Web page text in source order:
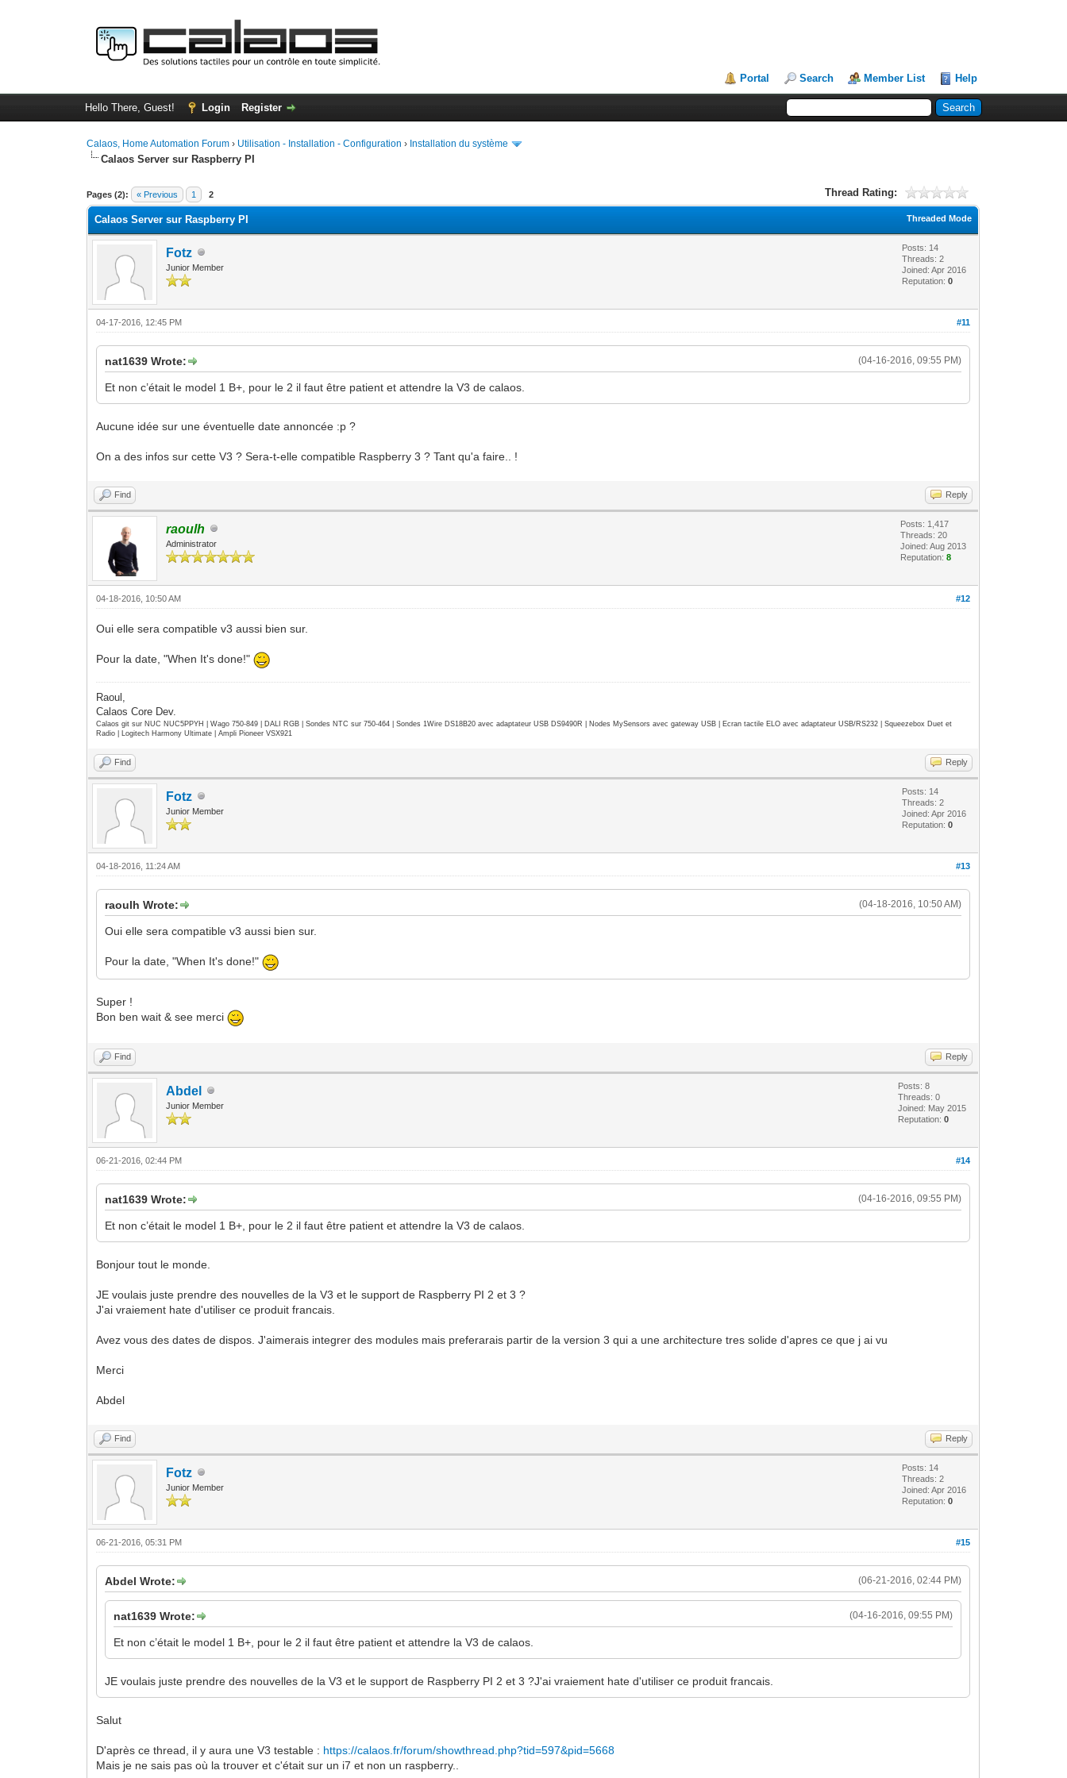
Portal Search Member List Help
Hello There, Guest! Login Register
Calaos, Home Automation Forum › Utilisation - Installation - Configuration › Installation du système
Calaos Server sur Raspberry PI
Pages (2): « Previous 1 2 Thread Rating:
0 Vote(s) - 0 Average
1
2
3
4
5
Threaded Mode
Calaos Server sur Raspberry PI
Fotz
Junior Member
Posts: 14
Threads: 2
Joined: Apr 2016
Reputation:0
#11
04-17-2016, 12:45 PM
(04-16-2016, 09:55 PM)
nat1639 Wrote:
Et non c’était le model 1 B+, pour le 2 il faut être patient et attendre la V3 de calaos.
Aucune idée sur une éventuelle date annoncée :p ?
On a des infos sur cette V3 ? Sera-t-elle compatible Raspberry 3 ? Tant qu'a faire.. !
Find Reply
raoulh
Administrator
Posts: 1,417
Threads: 20
Joined: Aug 2013
Reputation:8
#12
04-18-2016, 10:50 AM
Oui elle sera compatible v3 aussi bien sur.
Pour la date, "When It's done!"
Raoul,
Calaos Core Dev.
Calaos git sur NUC NUC5PPYH | Wago 750-849 | DALI RGB | Sondes NTC sur 750-464 | Sondes 1Wire DS18B20 avec adaptateur USB DS9490R | Nodes MySensors avec gateway USB | Ecran tactile ELO avec adaptateur USB/RS232 | Squeezebox Duet et
Radio | Logitech Harmony Ultimate | Ampli Pioneer VSX921
Find Reply
Fotz
Junior Member
Posts: 14
Threads: 2
Joined: Apr 2016
Reputation:0
#13
04-18-2016, 11:24 AM
(04-18-2016, 10:50 AM)
raoulh Wrote:
Oui elle sera compatible v3 aussi bien sur.
Pour la date, "When It's done!"
Super !
Bon ben wait & see merci
Find Reply
Abdel
Junior Member
Posts: 8
Threads: 0
Joined: May 2015
Reputation:0
#14
06-21-2016, 02:44 PM
(04-16-2016, 09:55 PM)
nat1639 Wrote:
Et non c’était le model 1 B+, pour le 2 il faut être patient et attendre la V3 de calaos.
Bonjour tout le monde.
JE voulais juste prendre des nouvelles de la V3 et le support de Raspberry PI 2 et 3 ?
J'ai vraiement hate d'utiliser ce produit francais.
Avez vous des dates de dispos. J'aimerais integrer des modules mais preferarais partir de la version 3 qui a une architecture tres solide d'apres ce que j ai vu
Merci
Abdel
Find Reply
Fotz
Junior Member
Posts: 14
Threads: 2
Joined: Apr 2016
Reputation:0
#15
06-21-2016, 05:31 PM
(06-21-2016, 02:44 PM)
Abdel Wrote:
(04-16-2016, 09:55 PM)
nat1639 Wrote:
Et non c’était le model 1 B+, pour le 2 il faut être patient et attendre la V3 de calaos.
JE voulais juste prendre des nouvelles de la V3 et le support de Raspberry PI 2 et 3 ?J'ai vraiement hate d'utiliser ce produit francais.
Salut
D'après ce thread, il y aura une V3 testable : https://calaos.fr/forum/showthread.php?tid=597&pid=5668
Mais je ne sais pas où la trouver et c'était sur un i7 et non un raspberry..